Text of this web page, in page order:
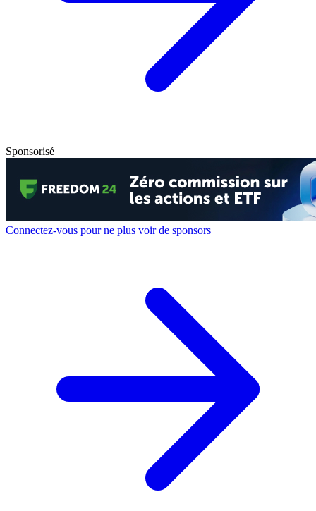
Sponsorisé
Connectez-vous pour ne plus voir de sponsors